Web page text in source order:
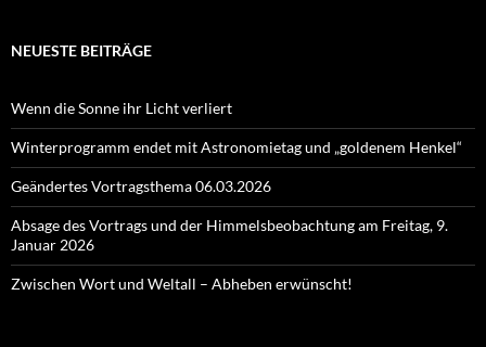
NEUESTE BEITRÄGE
Wenn die Sonne ihr Licht verliert
Winterprogramm endet mit Astronomietag und „goldenem Henkel“
Geändertes Vortragsthema 06.03.2026
Absage des Vortrags und der Himmelsbeobachtung am Freitag, 9.
Januar 2026
Zwischen Wort und Weltall – Abheben erwünscht!